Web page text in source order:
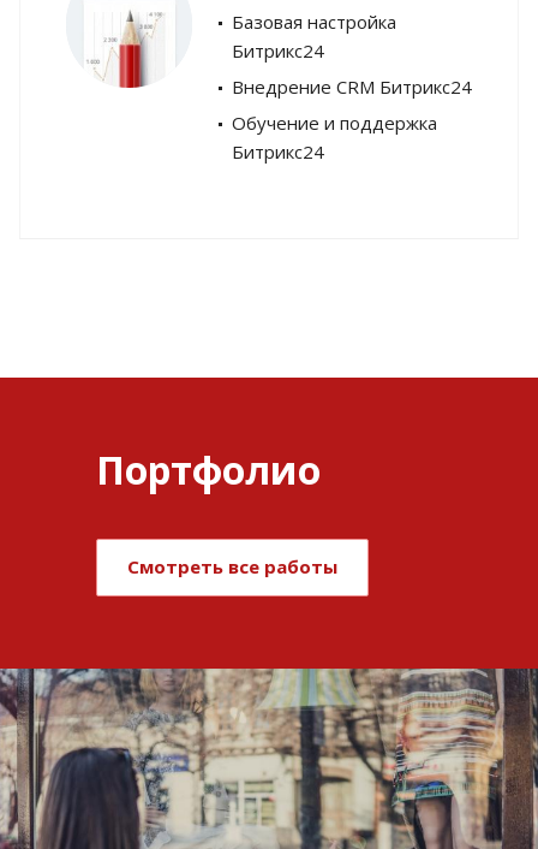
Базовая настройка
Битрикс24
Внедрение CRM Битрикс24
Обучение и поддержка
Битрикс24
Портфолио
Смотреть все работы